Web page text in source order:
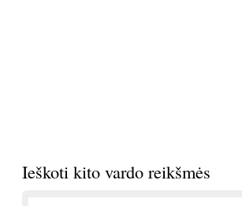
Ieškoti kito vardo reikšmės